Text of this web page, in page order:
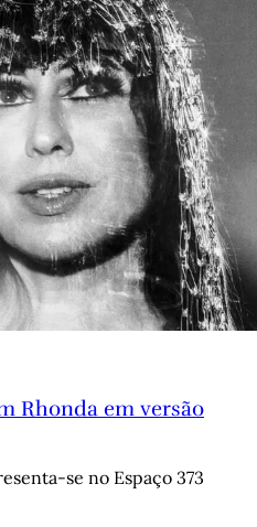
Rhonda em versão
se no Espaço 373